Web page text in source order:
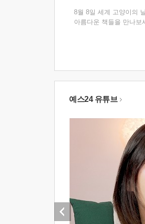
8월 8일 세계 고양이의
아름다운 책들을 만나보
예스24 유튜브